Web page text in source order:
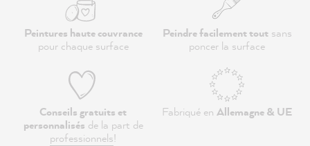
Peintures haute couvrance
pour chaque surface
Peindre facilement toutsans
poncer la surface
Conseils gratuits et
personnalisés de la part de
professionnels!
Fabriqué en Allemagne & UE